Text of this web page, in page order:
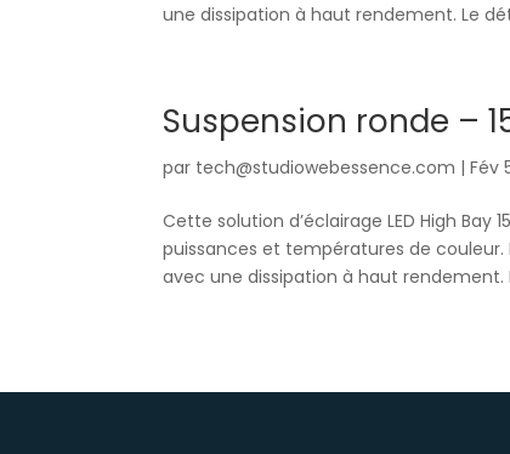
une dissipation à haut rendement. Le
Suspension ronde –
par tech@studiowebessence.com |Fév
Cette solution d’éclairage LED High
puissances et températures de
avec une dissipation à haut rendement.